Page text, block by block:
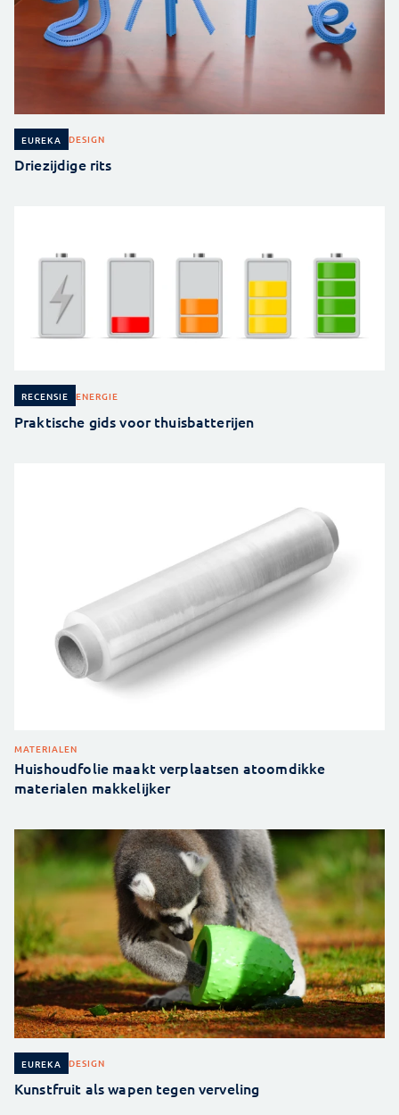
EUREKA DESIGN
Driezijdige rits
RECENSIE ENERGIE
Praktische gids voor thuisbatterijen
MATERIALEN
Huishoudfolie maakt verplaatsen atoomdikke
materialen makkelijker
EUREKA DESIGN
Kunstfruit als wapen tegen verveling